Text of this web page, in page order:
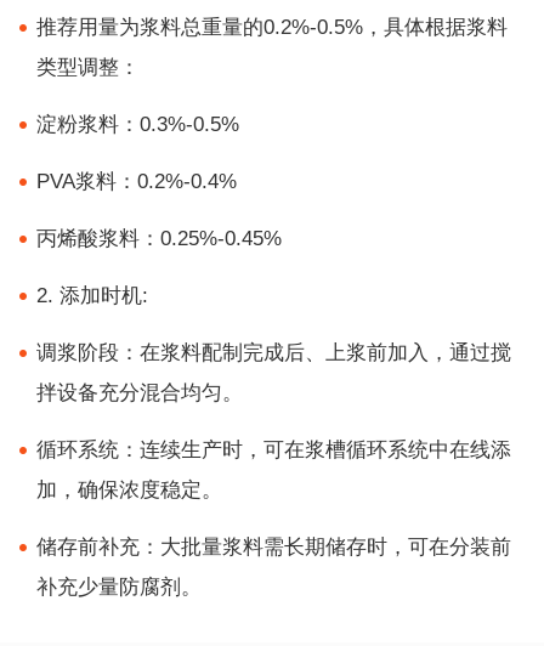
推荐用量为浆料总重量的0.2%-0.5%，具体根据浆料
类型调整：
淀粉浆料：0.3%-0.5%
PVA浆料：0.2%-0.4%
丙烯酸浆料：0.25%-0.45%
2. 添加时机:
调浆阶段：在浆料配制完成后、上浆前加入，通过搅
拌设备充分混合均匀。
循环系统：连续生产时，可在浆槽循环系统中在线添
加，确保浓度稳定。
储存前补充：大批量浆料需长期储存时，可在分装前
补充少量防腐剂。